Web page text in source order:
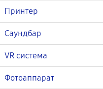
Принтер
Саундбар
VR система
Фотоаппарат